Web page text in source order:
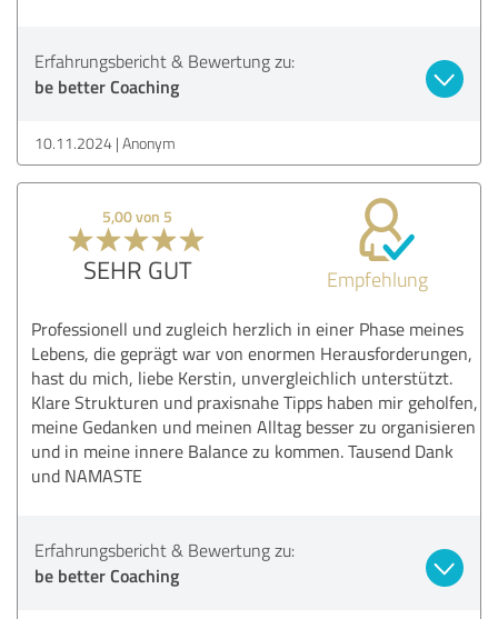
Erfahrungsbericht & Bewertung zu:
be better Coaching
10.11.2024 Anonym
5,00 von 5
SEHR GUT Empfehlung
Professionell und zugleich herzlich in einer Phase meines
Lebens, die geprägt war von enormen Herausforderungen,
hast du mich, liebe Kerstin, unvergleichlich unterstützt.
Klare Strukturen und praxisnahe Tipps haben mir geholfen,
meine Gedanken und meinen Alltag besser zu organisieren
und in meine innere Balance zu kommen. Tausend Dank
und NAMASTE
Erfahrungsbericht & Bewertung zu:
be better Coaching